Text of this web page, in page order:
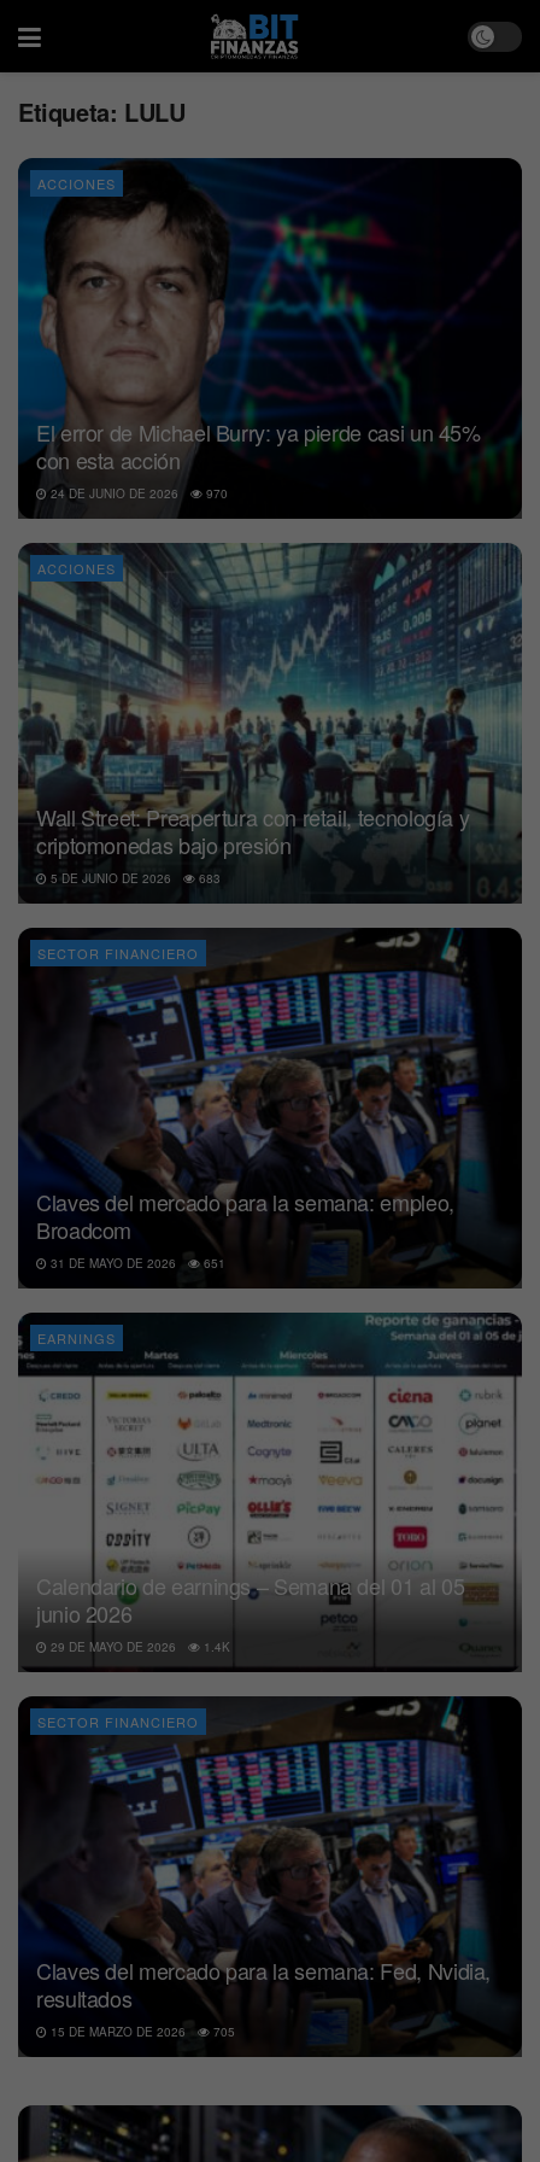
Etiqueta: LULU
ACCIONES
El error de Michael Burry: ya pierde casi un 45%
con esta acción
24 DE JUNIO DE 2026 970
ACCIONES
Wall Street: Preapertura con retail, tecnología y
criptomonedas bajo presión
5 DE JUNIO DE 2026 683
SECTOR FINANCIERO
Claves del mercado para la semana: empleo,
Broadcom
31 DE MAYO DE 2026 651
EARNINGS
Calendario de earnings – Semana del 01 al 05
junio 2026
29 DE MAYO DE 2026 1.4K
SECTOR FINANCIERO
Claves del mercado para la semana: Fed, Nvidia,
resultados
15 DE MARZO DE 2026 705